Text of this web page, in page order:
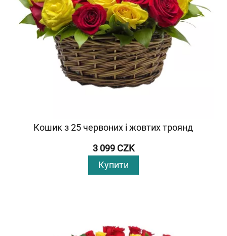
Кошик з 25 червоних і жовтих троянд
3 099 CZK
Купити